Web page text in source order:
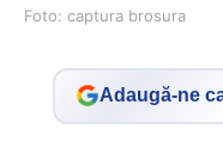
Foto: captura brosura
Adaugă-ne